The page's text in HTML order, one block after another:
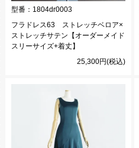
型番： 1804dr0003
フラドレス63 ストレッチベロア×
ストレッチサテン【オーダーメイド
スリーサイズ+着丈】
25,300円(税込)